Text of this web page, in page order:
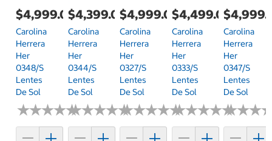
$4,999.00
Carolina
Herrera
Her
0348/S
Lentes
De Sol
★★★★★
★★★★★
$4,399.00
Carolina
Herrera
Her
0344/S
Lentes
De Sol
★★★★★
★★★★★
$4,999.00
Carolina
Herrera
Her
0327/S
Lentes
De Sol
★★★★★
★★★★★
$4,499.00
Carolina
Herrera
Her
0333/S
Lentes
De Sol
★★★★★
★★★★★
Carolina
Herrera
Her
0347/S
Lentes
De Sol
★★★
★★★